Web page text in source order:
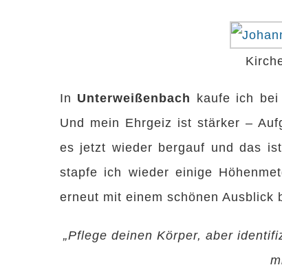
In Unterweißenbach kaufe ich bei
Und mein Ehrgeiz ist stärker –
es jetzt wieder bergauf und das
stapfe ich wieder einige
erneut mit einem schönen Ausblick
„Pflege deinen Körper, aber